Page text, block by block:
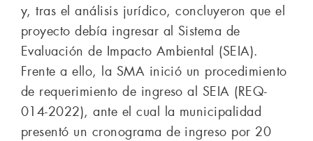
y, tras el análisis jurídico, concluyeron que el
proyecto debía ingresar al Sistema de
Evaluación de Impacto Ambiental (SEIA).
Frente a ello, la SMA inició un procedimiento
de requerimiento de ingreso al SEIA (REQ-
014-2022), ante el cual la municipalidad
presentó un cronograma de ingreso por 20